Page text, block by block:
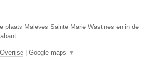
plaats Maleves Sainte Marie Wastines en in de
Overijse Google maps ▼